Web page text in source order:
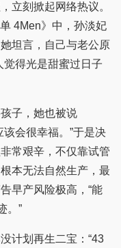
刻掀起网络热议。
4Men》中，孙淡妃
坦言，自己与老公原
觉得光是甜蜜过日子
子，她也被说
会很幸福。”于是决
常艰辛，不仅靠试管
本无法自然生产，最
早产风险极高，“能
。”
计划再生二宝：“43